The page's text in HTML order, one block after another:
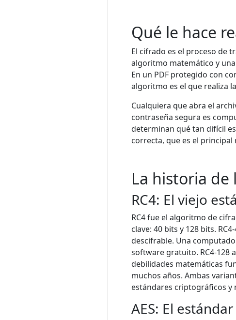
Qué le hace
El cifrado es el proceso de
algoritmo matemático y
En un PDF protegido con
algoritmo es el que realiza
Cualquiera que abra el
contraseña segura es
determinan qué tan difícil
correcta, que es el
La historia de
RC4: El viejo
RC4 fue el algoritmo de
clave: 40 bits y 128 bits.
descifrable. Una
software gratuito. RC4-128
debilidades matemáticas
muchos años. Ambas
estándares criptográficos y
AES: El